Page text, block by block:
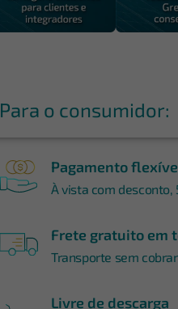
Para o consumidor:
Pagamento
À vista com
Frete gratuito em
Transporte sem
Livre de descarga